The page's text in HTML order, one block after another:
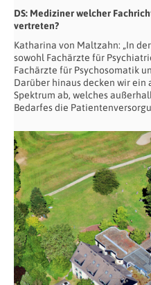
DS: Mediziner welcher
vertreten?
Katharina von Maltzahn: „In
sowohl Fachärzte für
Fachärzte für Psychosomatik
Darüber hinaus decken wir
Spektrum ab, welches
Bedarfes die